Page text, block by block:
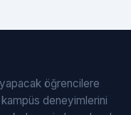
öğrencilere
deneyimlerini